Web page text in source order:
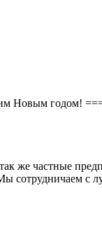
Новым годом!
же частные
сотрудничаем с